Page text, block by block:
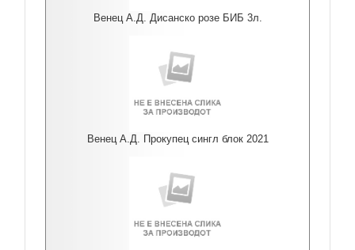
Венец А.Д. Дисанско розе БИБ 3л.
Венец А.Д. Прокупец сингл блок 2021